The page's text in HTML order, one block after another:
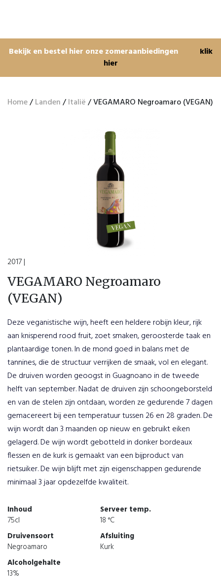
Bekijk en bestel hier onze zomeraanbiedingen
klik
hier
Home/Landen/Italië/ VEGAMARO Negroamaro (VEGAN)
2017 |
VEGAMARO Negroamaro
(VEGAN)
Deze veganistische wijn, heeft een heldere robijn kleur, rijk
aan knisperend rood fruit, zoet smaken, geroosterde taak en
plantaardige tonen. In de mond goed in balans met de
tannines, die de structuur verrijken de smaak, vol en elegant.
De druiven worden geoogst in Guagnoano in de tweede
helft van september. Nadat de druiven zijn schoongeborsteld
en van de stelen zijn ontdaan, worden ze gedurende 7 dagen
gemacereert bij een temperatuur tussen 26 en 28 graden. De
wijn wordt dan 3 maanden op nieuw en gebruikt eiken
gelagerd. De wijn wordt gebotteld in donker bordeaux
flessen en de kurk is gemaakt van een bijproduct van
rietsuiker. De wijn blijft met zijn eigenschappen gedurende
minimaal 3 jaar opdezelfde kwaliteit.
Inhoud
75cl
Serveer temp.
18 °C
Druivensoort
Negroamaro
Afsluiting
Kurk
Alcoholgehalte
13%